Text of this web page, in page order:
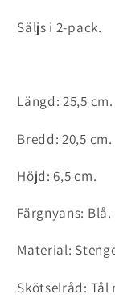
Säljs i 2-pack.
Längd: 25,5 cm.
Bredd: 20,5 cm.
Höjd: 6,5 cm.
Färgnyans: Blå.
Material:
Skötselråd: Tål